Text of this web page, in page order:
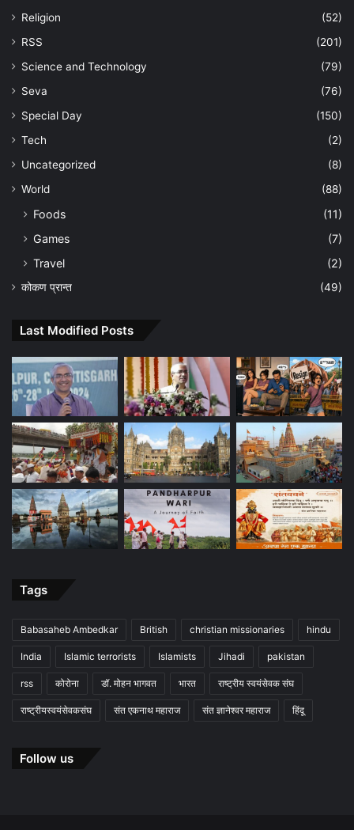
Religion
(52)
RSS
(201)
Science and Technology
(79)
Seva
(76)
Special Day
(150)
Tech
(2)
Uncategorized
(8)
World
(88)
Foods
(11)
Games
(7)
Travel
(2)
कोकण प्रान्त (49)
Last Modified Posts
Tags
Babasaheb Ambedkar British christian missionaries hindu
India Islamic terrorists Islamists Jihadi pakistan
rss कोरोना डॉ. मोहन भागवत भारत राष्ट्रीय स्वयंसेवक संघ
राष्ट्रीयस्वयंसेवकसंघ संत एकनाथ महाराज संत ज्ञानेश्वर महाराज हिंदू
Follow us